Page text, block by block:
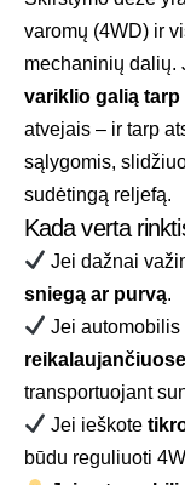
varomų (4WD) ir
mechaninių dalių.
variklio galią
atvejais – ir tarp
sąlygomis,
sudėtingą reljefą.
Kada verta
Jei dažnai
sniegą ar purvą.
Jei
transportuojant
Jei ieškote
būdu reguliuoti